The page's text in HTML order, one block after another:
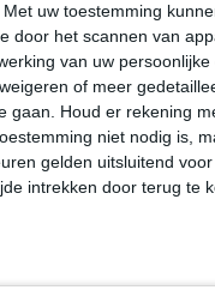
Met uw toestemming
door het scannen van
van uw
of meer
gaan.
Houd er rekening
niet nodig is,
gelden uitsluitend
intrekken door terug te
11:00
11:00
W 1 O 2